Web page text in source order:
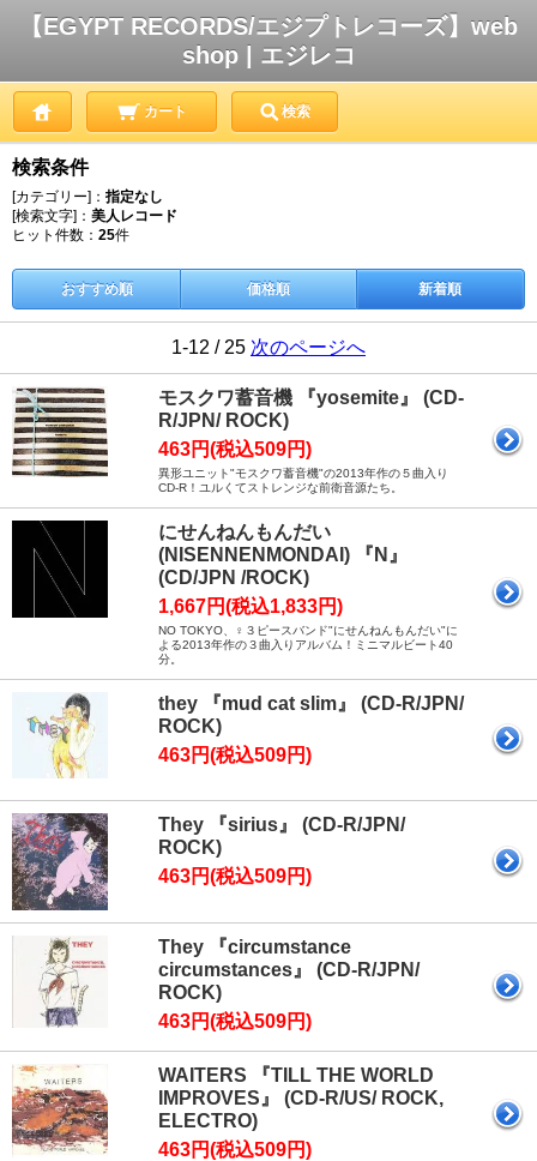
【EGYPT RECORDS/エジプトレコーズ】web
shop | エジレコ
カート 検索
検索条件
[カテゴリー]： 指定なし
[検索文字]： 美人レコード
ヒット件数： 25件
おすすめ順 価格順 新着順
1-12 / 25 次のページへ
モスクワ蓄音機 『yosemite』 (CD-
R/JPN/ ROCK)
463円(税込509円)
異形ユニット"モスクワ蓄音機"の2013年作の５曲入り
CD-R！ユルくてストレンジな前衛音源たち。
にせんねんもんだい
(NISENNENMONDAI) 『N』
(CD/JPN /ROCK)
1,667円(税込1,833円)
NO TOKYO、♀３ピースバンド"にせんねんもんだい"に
よる2013年作の３曲入りアルバム！ミニマルビート40
分。
they 『mud cat slim』 (CD-R/JPN/
ROCK)
463円(税込509円)
They 『sirius』 (CD-R/JPN/
ROCK)
463円(税込509円)
They 『circumstance
circumstances』 (CD-R/JPN/
ROCK)
463円(税込509円)
WAITERS 『TILL THE WORLD
IMPROVES』 (CD-R/US/ ROCK,
ELECTRO)
463円(税込509円)